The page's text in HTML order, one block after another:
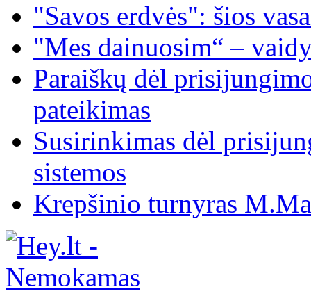
"Savos erdvės": šios
"Mes dainuosim“ –
Paraiškų dėl
pateikimas
Susirinkimas dėl
sistemos
Krepšinio turnyras